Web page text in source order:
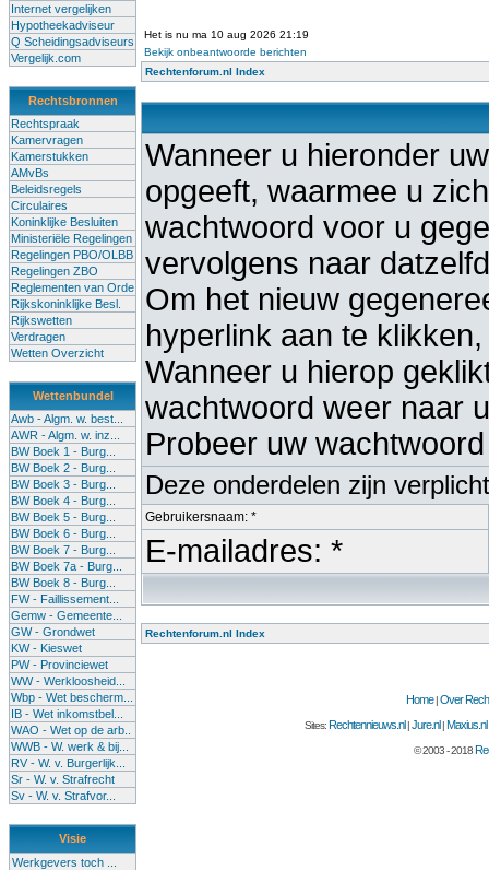
Internet vergelijken
Hypotheekadviseur
Q Scheidingsadviseurs
Vergelijk.com
Rechtsbronnen
Rechtspraak
Kamervragen
Kamerstukken
AMvBs
Beleidsregels
Circulaires
Koninklijke Besluiten
Ministeriële Regelingen
Regelingen PBO/OLBB
Regelingen ZBO
Reglementen van Orde
Rijkskoninklijke Besl.
Rijkswetten
Verdragen
Wetten Overzicht
Wettenbundel
Awb - Algm. w. best...
AWR - Algm. w. inz...
BW Boek 1 - Burg...
BW Boek 2 - Burg...
BW Boek 3 - Burg...
BW Boek 4 - Burg...
BW Boek 5 - Burg...
BW Boek 6 - Burg...
BW Boek 7 - Burg...
BW Boek 7a - Burg...
BW Boek 8 - Burg...
FW - Faillissement...
Gemw - Gemeente...
GW - Grondwet
KW - Kieswet
PW - Provinciewet
WW - Werkloosheid...
Wbp - Wet bescherm...
IB - Wet inkomstbel...
WAO - Wet op de arb..
WWB - W. werk & bij...
RV - W. v. Burgerlijk...
Sr - W. v. Strafrecht
Sv - W. v. Strafvor...
Visie
Werkgevers toch ...
Het is nu ma 10 aug 2026 21:19
Bekijk onbeantwoorde berichten
Rechtenforum.nl Index
Wanneer u hieronder
opgeeft, waarmee u
wachtwoord voor u
vervolgens naar
Om het nieuw
hyperlink aan te
Wanneer u hierop
wachtwoord weer naar
Probeer uw
Deze onderdelen zijn verplicht
Gebruikersnaam: *
E-mailadres: *
Rechtenforum.nl Index
Home|Over
Sites:Rechtennieuws.nl |Jure.nl |Maxius.nl
© 2003 - 2018